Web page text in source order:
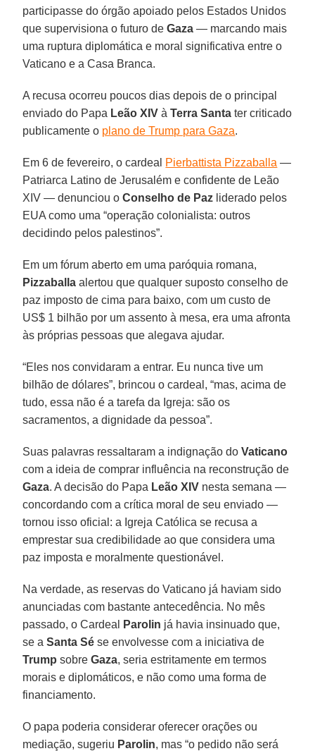
participasse do órgão apoiado pelos Estados Unidos
que supervisiona o futuro deGaza — marcando mais
uma ruptura diplomática e moral significativa entre o
Vaticano e a Casa Branca.
A recusa ocorreu poucos dias depois de o principal
enviado do Papa Leão XIV àTerra Santa ter criticado
publicamente o plano de Trump para Gaza.
Em 6 de fevereiro, o cardeal Pierbattista Pizzaballa —
Patriarca Latino de Jerusalém e confidente de Leão
XIV — denunciou oConselho de Paz liderado pelos
EUA como uma “operação colonialista: outros
decidindo pelos palestinos”.
Em um fórum aberto em uma paróquia romana,
Pizzaballa alertou que qualquer suposto conselho de
paz imposto de cima para baixo, com um custo de
US$ 1 bilhão por um assento à mesa, era uma afronta
às próprias pessoas que alegava ajudar.
“Eles nos convidaram a entrar. Eu nunca tive um
bilhão de dólares”, brincou o cardeal, “mas, acima de
tudo, essa não é a tarefa da Igreja: são os
sacramentos, a dignidade da pessoa”.
Suas palavras ressaltaram a indignação doVaticano
com a ideia de comprar influência na reconstrução de
Gaza. A decisão do Papa Leão XIV nesta semana —
concordando com a crítica moral de seu enviado —
tornou isso oficial: a Igreja Católica se recusa a
emprestar sua credibilidade ao que considera uma
paz imposta e moralmente questionável.
Na verdade, as reservas do Vaticano já haviam sido
anunciadas com bastante antecedência. No mês
passado, o Cardeal
Parolin já havia insinuado que,
se aSanta Sé se envolvesse com a iniciativa de
Trump sobreGaza, seria estritamente em termos
morais e diplomáticos, e não como uma forma de
financiamento.
O papa poderia considerar oferecer orações ou
mediação, sugeriu Parolin, mas “o pedido não será